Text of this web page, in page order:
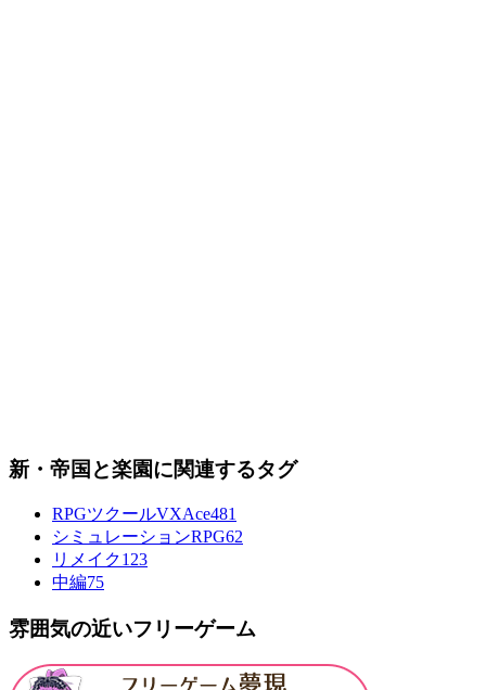
新・帝国と楽園に関連するタグ
RPGツクールVXAce481
シミュレーションRPG62
リメイク123
中編75
雰囲気の近いフリーゲーム